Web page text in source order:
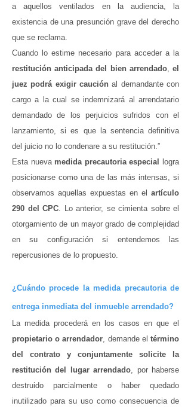
a aquellos ventilados en la audiencia, la
existencia de una presunción grave del derecho
que se reclama.
Cuando lo estime necesario para acceder a la
restitución anticipada del bien arrendado,el
juez podrá exigir caución al demandante con
cargo a la cual se indemnizará al arrendatario
demandado de los perjuicios sufridos con el
lanzamiento, si es que la sentencia definitiva
del juicio no lo condenare a su restitución.”
Esta nueva medida precautoria especial
logra
posicionarse como una de las más intensas, si
observamos aquellas expuestas en el artículo
290 del CPC. Lo anterior, se cimienta sobre el
otorgamiento de un mayor grado de complejidad
en su configuración si entendemos las
repercusiones de lo propuesto.
¿Cuándo procede la medida precautoria de
entrega inmediata del inmueble arrendado?
La medida procederá en los casos en que el
propietario o arrendador, demande eltérmino
del contrato y conjuntamente solicite la
restitución del lugar arrendado, por haberse
destruido parcialmente o haber quedado
inutilizado para su uso como consecuencia de